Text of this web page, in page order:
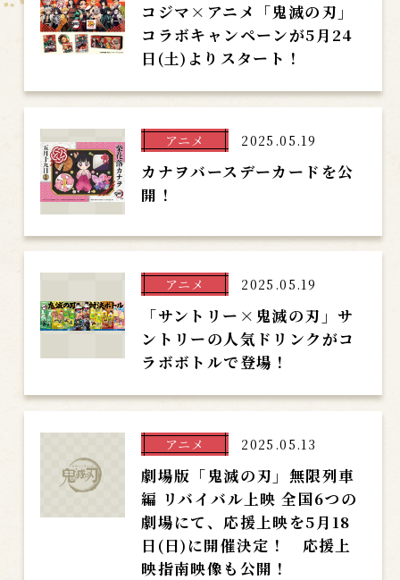
コジマ×アニメ「鬼滅の刃」
コラボキャンペーンが5月24
日(土)よりスタート！
アニメ
カナヲバースデーカードを公
開！
2025.05.19
アニメ
「サントリー×鬼滅の刃」サ
ントリーの人気ドリンクがコ
ラボボトルで登場！
2025.05.19
アニメ
劇場版「鬼滅の刃」無限列車
編 リバイバル上映 全国6つの
劇場にて、応援上映を5月18
日(日)に開催決定！ 応援上
映指南映像も公開！
2025.05.13